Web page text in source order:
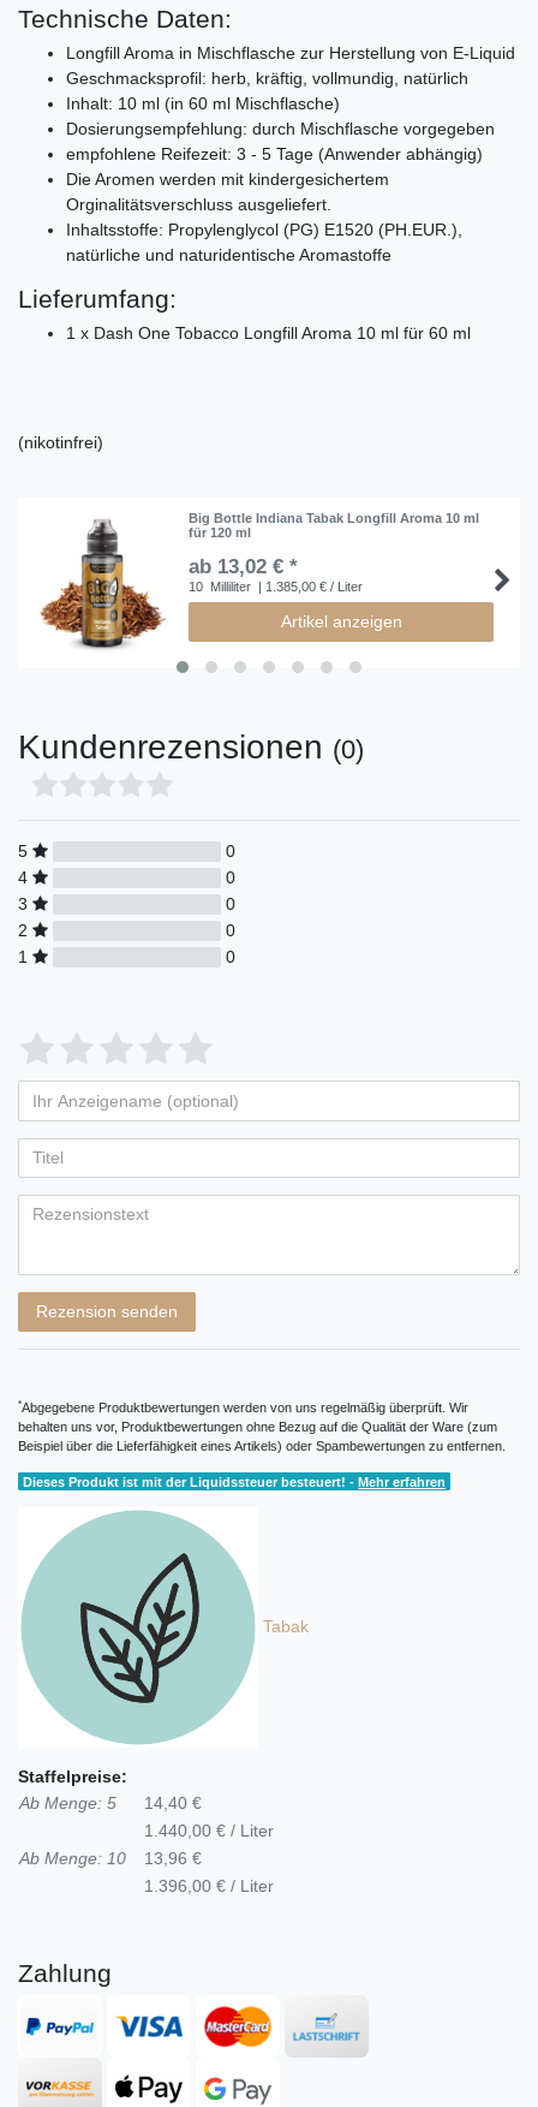
Technische Daten:
Longfill Aroma in Mischflasche zur Herstellung von E-Liquid
Geschmacksprofil: herb, kräftig, vollmundig, natürlich
Inhalt: 10 ml (in 60 ml Mischflasche)
Dosierungsempfehlung: durch Mischflasche vorgegeben
empfohlene Reifezeit: 3 - 5 Tage (Anwender abhängig)
Die Aromen werden mit kindergesichertem
Orginalitätsverschluss ausgeliefert.
Inhaltsstoffe: Propylenglycol (PG) E1520 (PH.EUR.),
natürliche und naturidentische Aromastoffe
Lieferumfang:
1 x Dash One Tobacco Longfill Aroma 10 ml für 60 ml
(nikotinfrei)
Big Bottle Indiana Tabak Longfill Aroma 10 ml
für 120 ml
ab 13,02 € *
10 Milliliter | 1.385,00 € / Liter
Artikel anzeigen
Kundenrezensionen (0)
5
0
4
0
3
0
2
0
1
0
Bewertungssterne
von
5
Bewertungssternen
4
von
5
Bewertungssternen
3
von
5
Bewertungssternen
2
von
5
Bewertungssternen
1
von
5
Bewertungssternen
Anzeigename
(optional)
Rezension senden
*Abgegebene Produktbewertungen werden von uns regelmäßig überprüft. Wir
behalten uns vor, Produktbewertungen ohne Bezug auf die Qualität der Ware (zum
Beispiel über die Lieferfähigkeit eines Artikels) oder Spambewertungen zu entfernen.
Dieses Produkt ist mit der Liquidssteuer besteuert! -Mehr erfahren
Tabak
Staffelpreise:
Ab Menge: 5
14,40 €
1.440,00 € / Liter
Ab Menge: 10
13,96 €
1.396,00 € / Liter
Zahlung